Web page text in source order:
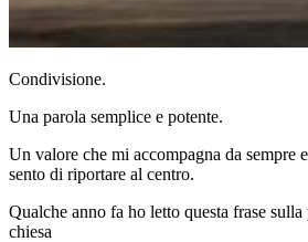
Condivisione.
Una parola semplice e potente.
Un valore che mi accompagna da sempre
sento di riportare al centro.
Qualche anno fa ho letto questa frase
chiesa